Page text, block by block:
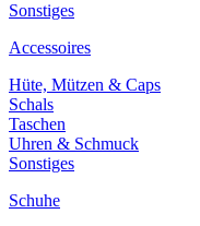
Sonstiges
Accessoires
Hüte, Mützen & Caps
Schals
Taschen
Uhren & Schmuck
Sonstiges
Schuhe